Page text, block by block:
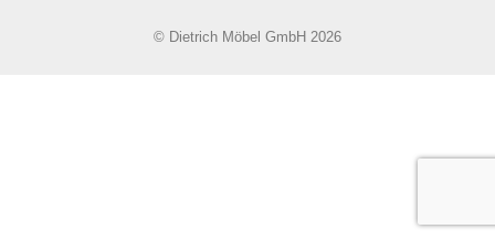
© Dietrich Möbel GmbH 2026